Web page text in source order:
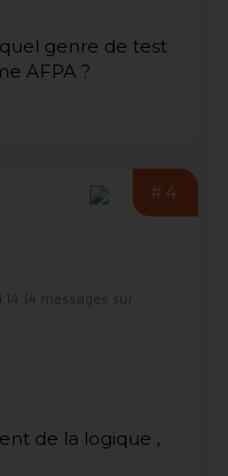
genre de test
AFPA ?
#4
(4 messages sur
de la logique ,